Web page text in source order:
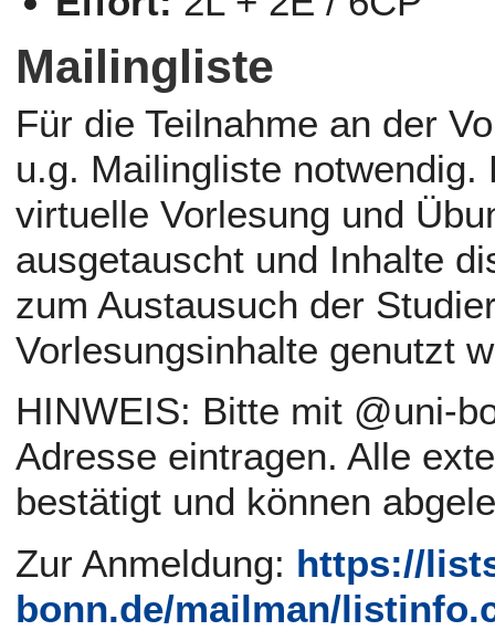
Mailingliste
Für die Teilnahme an der
u.g. Mailingliste
virtuelle Vorlesung und
ausgetauscht und Inhalte
zum Austausuch der
Vorlesungsinhalte genutzt
HINWEIS: Bitte mit @uni-
Adresse eintragen. Alle
bestätigt und können
Zur Anmeldung: https://
bonn.de/mailman/